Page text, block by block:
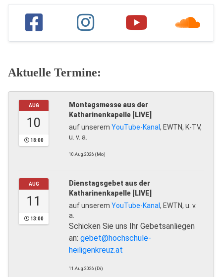
Aktuelle Termine:
AUG
10
18:00
Montagsmesse aus der
Katharinenkapelle [LIVE]
auf unserem YouTube-Kanal, EWTN, K-TV,
u. v. a.
10.Aug.2026 (Mo)
AUG
11
13:00
Dienstagsgebet aus der
Katharinenkapelle [LIVE]
auf unserem YouTube-Kanal, EWTN, u. v.
a.
Schicken Sie uns Ihr Gebetsanliegen
an: gebet@hochschule-
heiligenkreuz.at
11.Aug.2026 (Di)